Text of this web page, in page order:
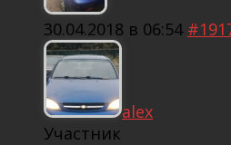
30.04.2018 в 06:54
alex
Участник